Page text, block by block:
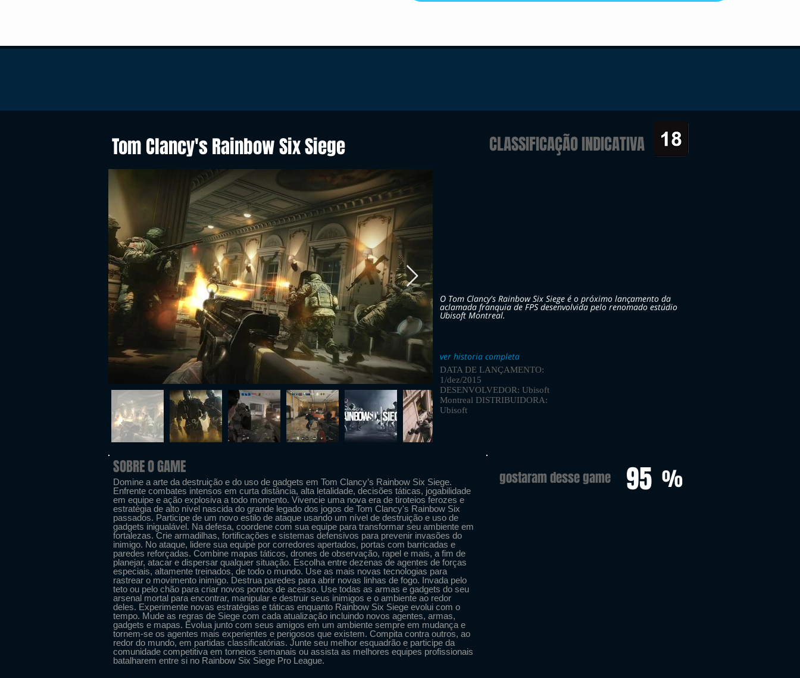
Tom Clancy's Rainbow Six Siege CLASSIFICAÇÃO INDICATIVA
O Tom Clancy's Rainbow Six Siege é o próximo lançamento da
aclamada franquia de FPS desenvolvida pelo renomado estúdio
Ubisoft Montreal.
ver historia completa
DATA DE LANÇAMENTO:
1/dez/2015
DESENVOLVEDOR: Ubisoft
Montreal DISTRIBUIDORA:
Ubisoft
SOBRE O GAME
Domine a arte da destruição e do uso de gadgets em Tom Clancy’s Rainbow Six Siege.
Enfrente combates intensos em curta distância, alta letalidade, decisões táticas, jogabilidade
em equipe e ação explosiva a todo momento. Vivencie uma nova era de tiroteios ferozes e
estratégia de alto nível nascida do grande legado dos jogos de Tom Clancy's Rainbow Six
passados. Participe de um novo estilo de ataque usando um nível de destruição e uso de
gadgets inigualável. Na defesa, coordene com sua equipe para transformar seu ambiente em
fortalezas. Crie armadilhas, fortificações e sistemas defensivos para prevenir invasões do
inimigo. No ataque, lidere sua equipe por corredores apertados, portas com barricadas e
paredes reforçadas. Combine mapas táticos, drones de observação, rapel e mais, a fim de
planejar, atacar e dispersar qualquer situação. Escolha entre dezenas de agentes de forças
especiais, altamente treinados, de todo o mundo. Use as mais novas tecnologias para
rastrear o movimento inimigo. Destrua paredes para abrir novas linhas de fogo. Invada pelo
teto ou pelo chão para criar novos pontos de acesso. Use todas as armas e gadgets do seu
arsenal mortal para encontrar, manipular e destruir seus inimigos e o ambiente ao redor
deles. Experimente novas estratégias e táticas enquanto Rainbow Six Siege evolui com o
tempo. Mude as regras de Siege com cada atualização incluindo novos agentes, armas,
gadgets e mapas. Evolua junto com seus amigos em um ambiente sempre em mudança e
tornem-se os agentes mais experientes e perigosos que existem. Compita contra outros, ao
redor do mundo, em partidas classificatórias. Junte seu melhor esquadrão e participe da
comunidade competitiva em torneios semanais ou assista as melhores equipes profissionais
batalharem entre si no Rainbow Six Siege Pro League.
gostaram desse game 95 %